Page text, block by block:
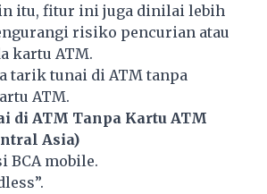
itu, fitur ini juga dinilai lebih
risiko pencurian atau
kartu ATM.
tarik tunai di ATM tanpa
ATM.
di ATM Tanpa Kartu ATM
Asia)
BCA mobile.